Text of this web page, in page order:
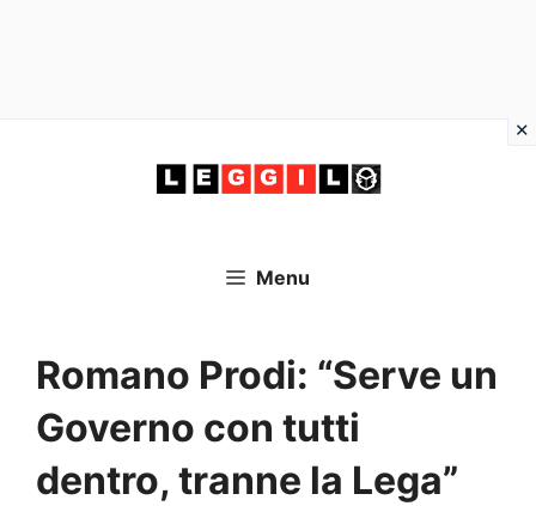
Menu
Romano Prodi: “Serve un
Governo con tutti
dentro, tranne la Lega”